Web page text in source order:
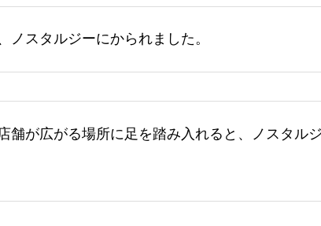
ノスタルジーにかられました。
舗が広がる場所に足を踏み入れると、ノスタル